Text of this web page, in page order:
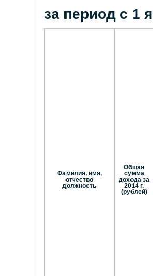
за период с 1
Фамилия, имя,
отчество
должность
Общая
сумма
дохода за
2014 г.
(рублей)